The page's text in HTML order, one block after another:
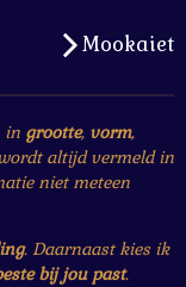
Mookaiet
in grootte, vorm,
altijd vermeld in
niet meteen
. Daarnaast kies ik
bij jou past.